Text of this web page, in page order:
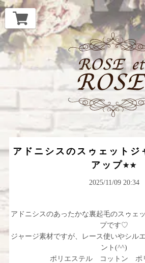
アドニシスのスゥェットジ
アップ⭐︎⭐︎
2025/11/09 20:34
アドニシスのあったかな裏起毛のスゥェ
プです♡
ジャージ素材ですが、レース使いやシル
ント(^^)
ポリエステル コットン ポ